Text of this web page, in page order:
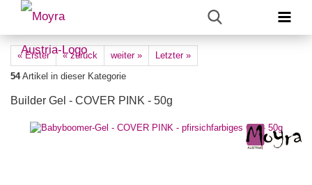
« Erster « zurück weiter »
Letzter »
54Artikel in dieser Kategorie
Builder Gel - COVER PINK - 50g